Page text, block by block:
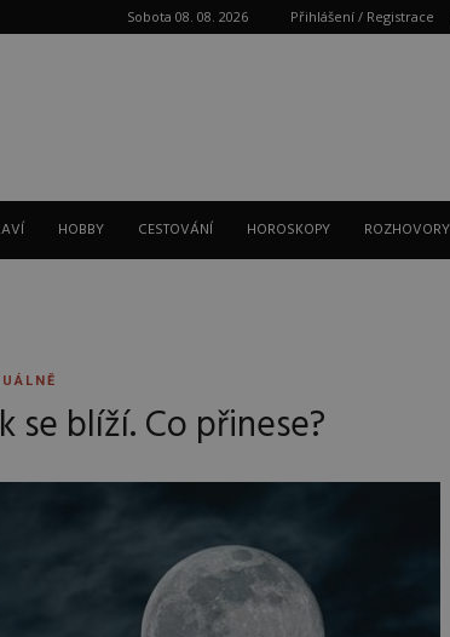
Sobota 08. 08. 2026 Přihlášení / Registrace
HOBBY CESTOVÁNÍ HOROSKOPY ROZHOVORY
se blíží. Co přinese?